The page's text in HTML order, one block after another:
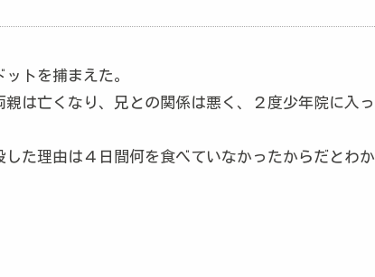
トを捕まえた。
は亡くなり、兄との関係は悪く、２度少年院に入っ
た理由は４日間何を食べていなかったからだとわか